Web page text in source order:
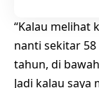
“Kalau melihat
nanti sekitar
tahun, di
Jadi kalau